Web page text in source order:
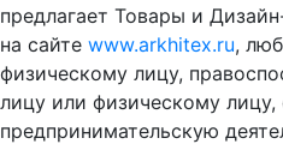
предлагает Товары и
на сайте www.arkhitex.ru,
физическому лицу,
лицу или физическому
предпринимательскую